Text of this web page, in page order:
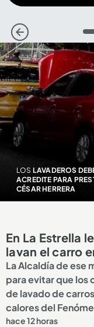
1
LOS LAVADEROS
ACREDITE PARA
CÉSAR HERRERA
En La Estrella
lavan el carro
La Alcaldía de ese
para evitar que
de lavado de
calores del
hace 12 horas